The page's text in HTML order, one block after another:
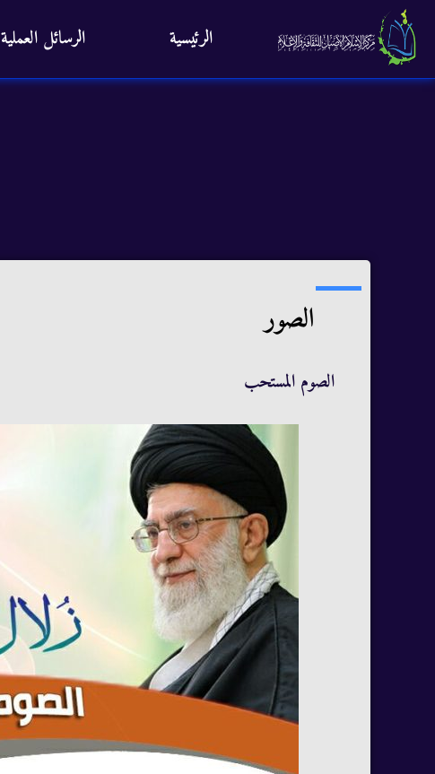
الرئيسية الرسائل العملية
الصور
الصوم المستحب